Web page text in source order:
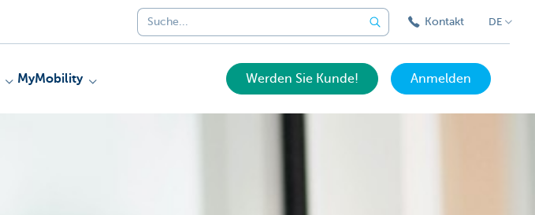
Kontakt DE
MyMobility Werden Sie Kunde! Anmelden